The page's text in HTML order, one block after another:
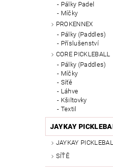
Pálky Padel
Míčky
PROKENNEX
Pálky (Paddles)
Příslušenství
CORE PICKLEBALL
Pálky (Paddles)
Míčky
Síťě
Láhve
Kšiltovky
Textil
JAYKAY
JAYKAY
SÍŤĚ